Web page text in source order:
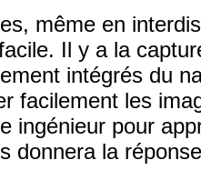
même en
Il y a la
intégrés du
facilement les
ingénieur pour
donnera la